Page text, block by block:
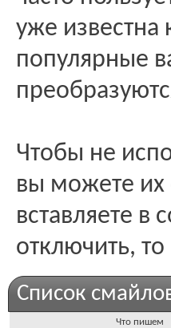
уже
популярные
Чтобы не
вы можете их
вставляете
отключить,
Список
Что пишем